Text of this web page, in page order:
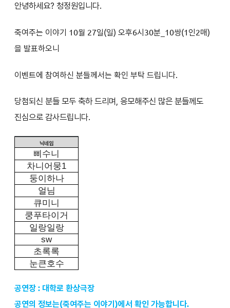
안녕하세요? 청정원입니다.
죽여주는 이야기 10월 27일(일) 오후6시30분 _10쌍(1인2매)
을 발표하오니
이벤트에 참여하신 분들께서는 확인 부탁 드립니다.
당첨되신 분들 모두 축하 드리며, 응모해주신 많은 분들께도
진심으로 감사드립니다.
닉네임
삐수니
차니어뭉1
둥이하나
얼님
큐미니
쿵푸타이거
일랑일랑
sw
초록록
눈큰호수
공연장 : 대학로 환상극장
공연의 정보는(죽여주는 이야기 )에서 확인 가능합니다.